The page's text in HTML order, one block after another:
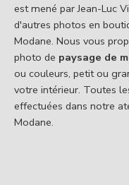
est mené par Jean-Luc
d'autres photos en
Modane. Nous vous
photo de paysage de
ou couleurs, petit ou
votre intérieur. Toutes
effectuées dans notre
Modane.